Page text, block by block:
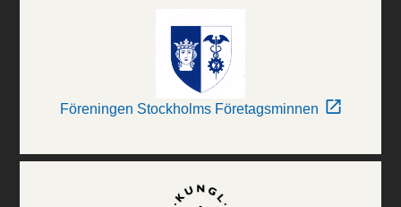
Föreningen Stockholms Företagsminnen